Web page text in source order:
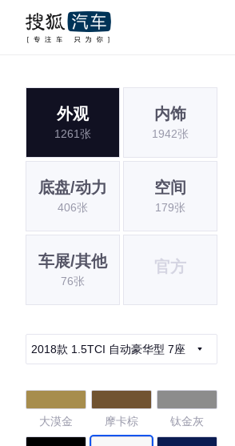
外观
1261张
内饰
1942张
底盘/动力
406张
空间
179张
车展/其他
76张
官方
2018款 1.5TCI 自动豪华型 7座
大漠金 摩卡棕 钛金灰